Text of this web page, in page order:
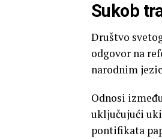
Sukob
Društvo
odgovor na
narodnim
Odnosi
uključujući
pontifikata